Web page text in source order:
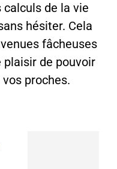
de la vie
hésiter. Cela
fâcheuses
plaisir de pouvoir
proches.